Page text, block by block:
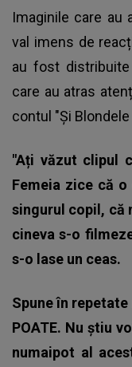
Imaginile care au
val imens de
au fost
care au atras
contul "Și
"Ați văzut clipul
Femeia zice că
singurul copil, că
cineva s-o
s-o lase un ceas.
Spune în
POATE. Nu știu
numaipot al